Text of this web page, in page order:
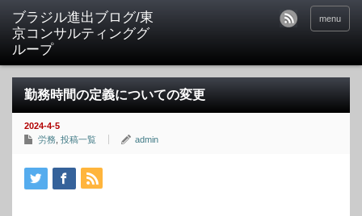
ブラジル進出ブログ/東
京コンサルティンググ
ループ
menu
勤務時間の定義についての変更
2024-4-5
労務 投稿一覧 admin